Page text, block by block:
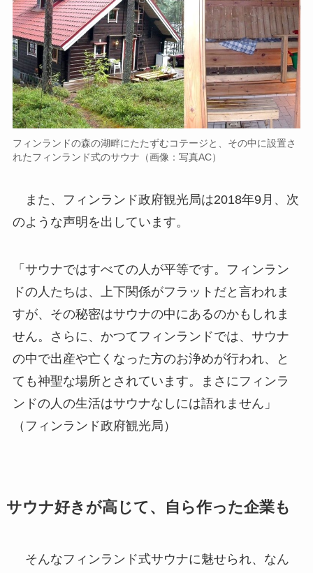
フィンランドの森の湖畔にたたずむコテージと、その中に設置さ
れたフィンランド式のサウナ（画像：写真AC）
また、フィンランド政府観光局は2018年9月、次
のような声明を出しています。
「サウナではすべての人が平等です。フィンラン
ドの人たちは、上下関係がフラットだと言われま
すが、その秘密はサウナの中にあるのかもしれま
せん。さらに、かつてフィンランドでは、サウナ
の中で出産や亡くなった方のお浄めが行われ、と
ても神聖な場所とされています。まさにフィンラ
ンドの人の生活はサウナなしには語れません」
（フィンランド政府観光局）
サウナ好きが高じて、自ら作った企業も
そんなフィンランド式サウナに魅せられ、なん